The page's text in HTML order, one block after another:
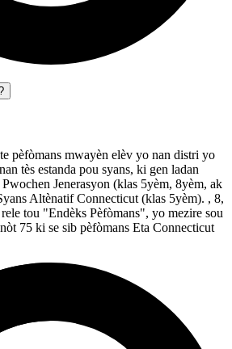
pèfòmans mwayèn elèv yo nan distri yo
tès estanda pou syans, ki gen ladan
Jenerasyon (klas 5yèm, 8yèm, ak
Altènatif Connecticut (klas 5yèm). , 8,
tou "Endèks Pèfòmans", yo mezire sou
75 ki se sib pèfòmans Eta Connecticut